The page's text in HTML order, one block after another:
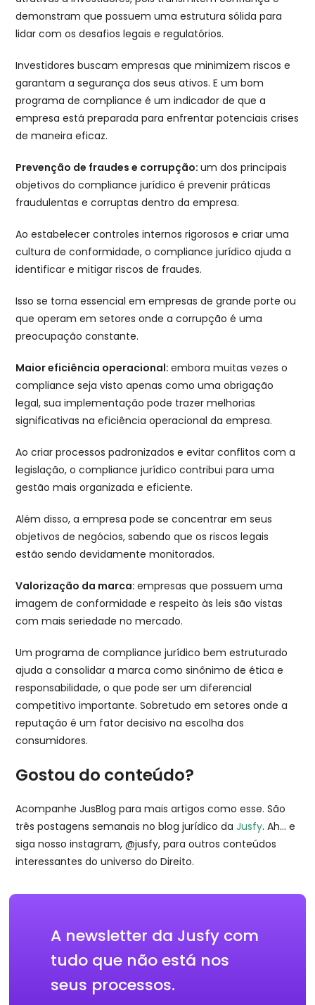
demonstram que possuem uma estrutura sólida para
lidar com os desafios legais e regulatórios.
Investidores buscam empresas que minimizem riscos e
garantam a segurança dos seus ativos. E um bom
programa de compliance é um indicador de que a
empresa está preparada para enfrentar potenciais crises
de maneira eficaz.
Prevenção de fraudes e corrupção:um dos principais
objetivos do compliance jurídico é prevenir práticas
fraudulentas e corruptas dentro da empresa.
Ao estabelecer controles internos rigorosos e criar uma
cultura de conformidade, o compliance jurídico ajuda a
identificar e mitigar riscos de fraudes.
Isso se torna essencial em empresas de grande porte ou
que operam em setores onde a corrupção é uma
preocupação constante.
Maior eficiência operacional:embora muitas vezes o
compliance seja visto apenas como uma obrigação
legal, sua implementação pode trazer melhorias
significativas na eficiência operacional da empresa.
Ao criar processos padronizados e evitar conflitos com a
legislação, o compliance jurídico contribui para uma
gestão mais organizada e eficiente.
Além disso, a empresa pode se concentrar em seus
objetivos de negócios, sabendo que os riscos legais
estão sendo devidamente monitorados.
Valorização da marca:empresas que possuem uma
imagem de conformidade e respeito às leis são vistas
com mais seriedade no mercado.
Um programa de compliance jurídico bem estruturado
ajuda a consolidar a marca como sinônimo de ética e
responsabilidade, o que pode ser um diferencial
competitivo importante. Sobretudo em setores onde a
reputação é um fator decisivo na escolha dos
consumidores.
Gostou do conteúdo?
Acompanhe JusBlog para mais artigos como esse. São
três postagens semanais no blog jurídico daJusfy. Ah… e
siga nosso instagram, @jusfy, para outros conteúdos
interessantes do universo do Direito.
A newsletter da Jusfy com
tudo que não está nos
seus processos.